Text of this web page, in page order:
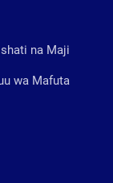
na Maji
wa Mafuta